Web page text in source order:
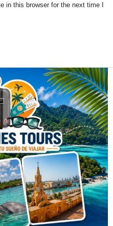
in this browser for the next time I